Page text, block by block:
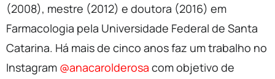
(2008), mestre (2012) e doutora (2016) em
Farmacologia pela Universidade Federal de Santa
Catarina. Há mais de cinco anos faz um trabalho no
Instagram @anacarolderosa com objetivo de